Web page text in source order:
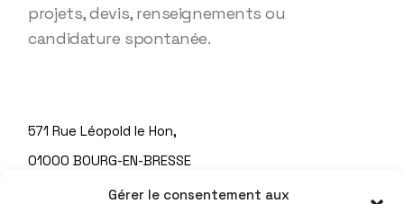
Gérer le consentement aux
projets, devis, renseignements ou
candidature spontanée.
571 Rue Léopold le Hon,
01000 BOURG-EN-BRESSE
Tél. : 04 74 22 93 70